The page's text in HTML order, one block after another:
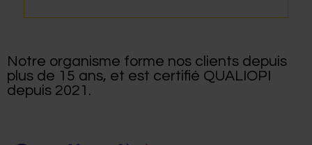
Notre organisme forme nos clients depuis
plus de 15 ans, et est certifié QUALIOPI
depuis 2021.